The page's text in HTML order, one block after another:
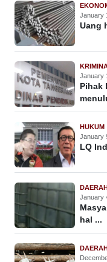
January
Uang
January
Pihak
HUKUM
January
LQ
January
hal ...